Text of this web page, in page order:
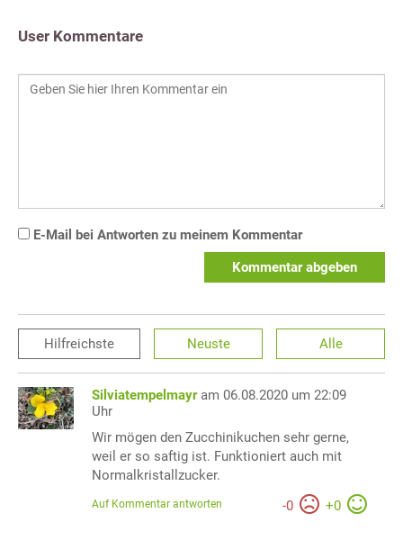
User Kommentare
E-Mail bei Antworten zu meinem Kommentar
Kommentar abgeben
Hilfreichste Neuste Alle
Silviatempelmayr am 06.08.2020 um 22:09
Uhr
Wir mögen den Zucchinikuchen sehr gerne,
weil er so saftig ist. Funktioniert auch mit
Normalkristallzucker.
-0 +0
Auf Kommentar antworten